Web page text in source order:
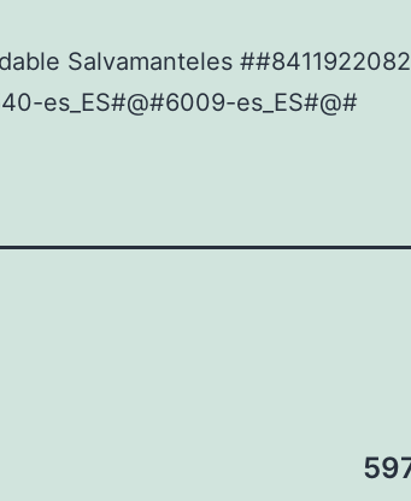
Salvamanteles
es_ES#@#6009-es_ES#@#